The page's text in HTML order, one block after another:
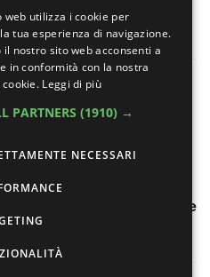
L’oca gigante e altre
Pro per APS-C e si unisce
Alliance
web utilizza i cookie per
tua esperienza di navigazione.
il nostro sito web acconsenti a
in conformità con la nostra
Leggi di più
PARTNERS (1910) →
NECESSARI